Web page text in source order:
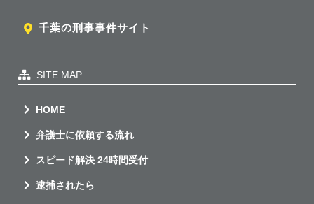
千葉の刑事事件サイト
SITE MAP
HOME
弁護士に依頼する流れ
スピード解決 24時間受付
逮捕されたら